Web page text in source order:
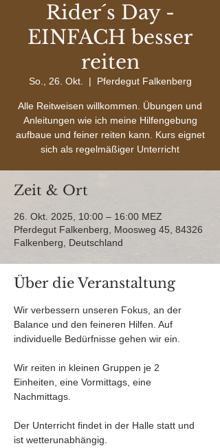
Rider´s Day -
EINFACH besser
reiten
So., 26. Okt.
  |
Pferdegut Falkenberg
Alle Reitweisen willkommen. Übungen und
Anleitungen wie ich meine Hilfengebung
aufbaue und feiner reiten kann. Kurs eignet
sich als regelmäßiger Unterricht
Zeit & Ort
26. Okt. 2025, 10:00 – 16:00 MEZ
Pferdegut Falkenberg, Moosweg 45, 84326
Falkenberg, Deutschland
Über die Veranstaltung
Wir verbessern unseren Fokus, an der
Balance und den feineren Hilfen. Auf
individuelle Bedürfnisse gehen wir ein.
Wir reiten in kleinen Gruppen je 2
Einheiten, eine Vormittags, eine
Nachmittags.
Der Unterricht findet in der Halle statt und
ist wetterunabhängig.